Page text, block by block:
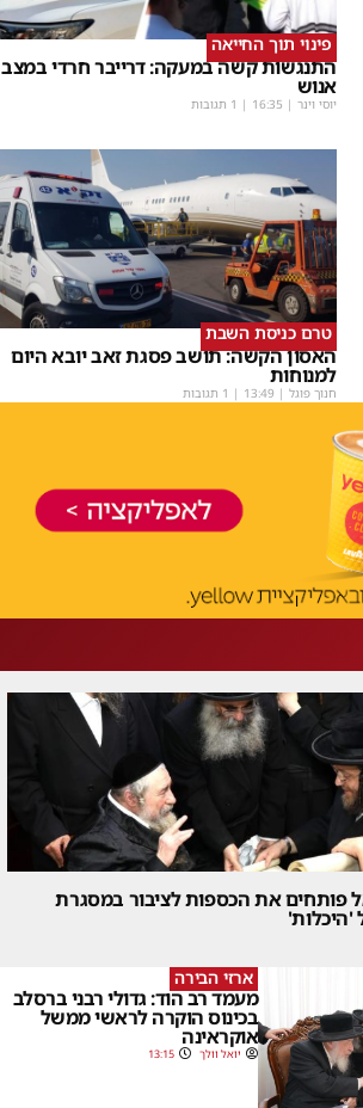
פינוי תוך החייאה
התנגשות קשה במעקה: דרייבר חרדי במצב
אנוש
יוסי וינר |
16:35 | 1 תגובות
טרם כניסת השבת
האסון הקשה: תושב פסגת זאב יובא היום
למנוחות
חנוך פוגל |
13:49 | 1 תגובות
פותחים את הכספות לציבור במסגרת
'היכלות'
ארזי הבירה
מעמד רב הוד: גדולי רבני ברסלב
בכינוס הוקרה לראשי ממשל
אוקראינה
יואל וולך 13:15